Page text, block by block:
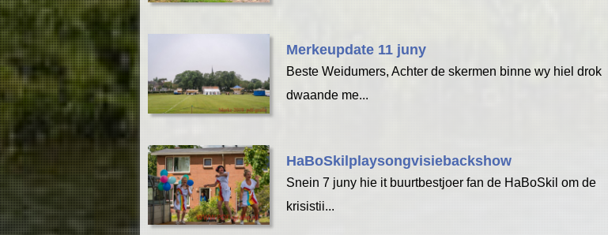
Merkeupdate 11 juny
Beste Weidumers, Achter de skermen binne wy hiel drok
dwaande me...
HaBoSkilplaysongvisiebackshow
Snein 7 juny hie it buurtbestjoer fan de HaBoSkil om de
krisistii...